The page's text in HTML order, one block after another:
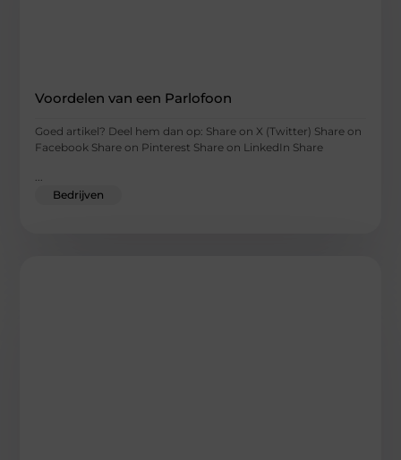
Voordelen van een Parlofoon
Goed artikel? Deel hem dan op: Share on X (Twitter) Share on
Facebook Share on Pinterest Share on LinkedIn Share
Bedrijven